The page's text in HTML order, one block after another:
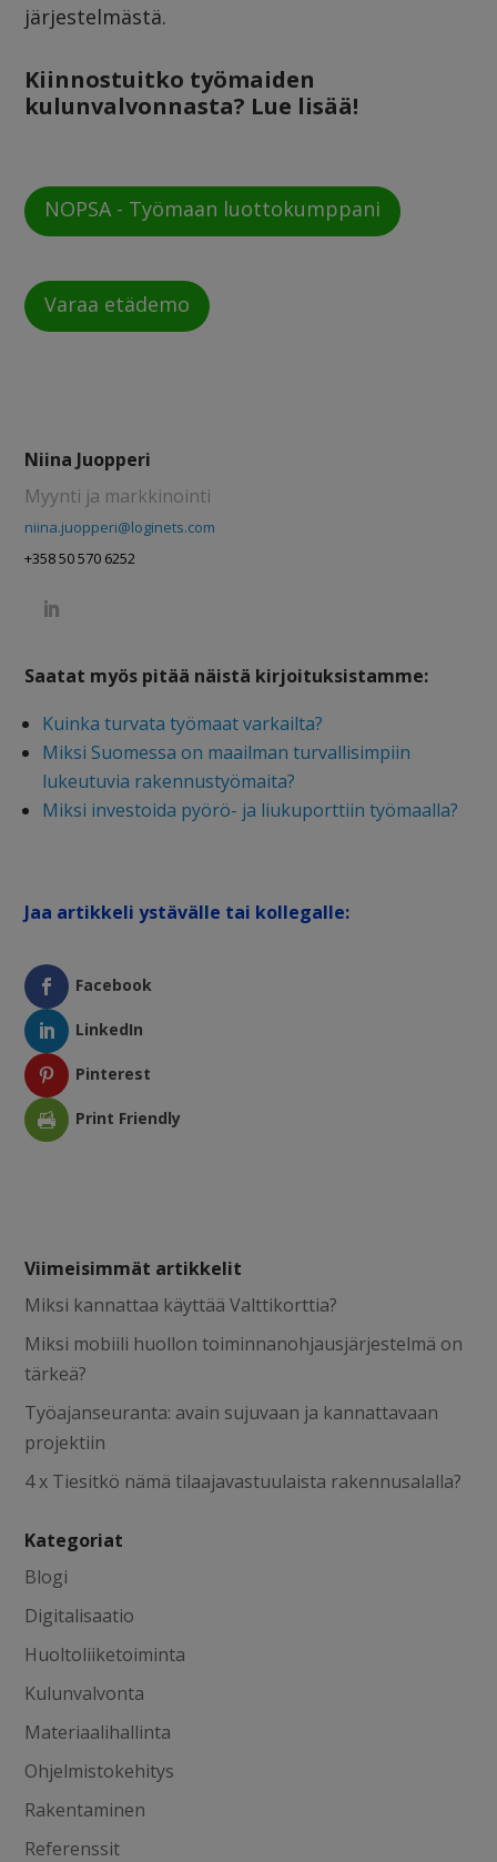
järjestelmästä.
Kiinnostuitko työmaiden
kulunvalvonnasta? Lue lisää!
NOPSA - Työmaan luottokumppani
Varaa etädemo
Niina Juopperi
Myynti ja markkinointi
niina.juopperi@loginets.com
+358 50 570 6252
Saatat myös pitää näistä kirjoituksistamme:
Kuinka turvata työmaat varkailta?
Miksi Suomessa on maailman turvallisimpiin
lukeutuvia rakennustyömaita?
Miksi investoida pyörö- ja liukuporttiin työmaalla?
Jaa artikkeli ystävälle tai kollegalle:
Facebook
LinkedIn
Pinterest
Print Friendly
Viimeisimmät artikkelit
Miksi kannattaa käyttää Valttikorttia?
Miksi mobiili huollon toiminnanohjausjärjestelmä on
tärkeä?
Työajanseuranta: avain sujuvaan ja kannattavaan
projektiin
4 x Tiesitkö nämä tilaajavastuulaista rakennusalalla?
Kategoriat
Blogi
Digitalisaatio
Huoltoliiketoiminta
Kulunvalvonta
Materiaalihallinta
Ohjelmistokehitys
Rakentaminen
Referenssit